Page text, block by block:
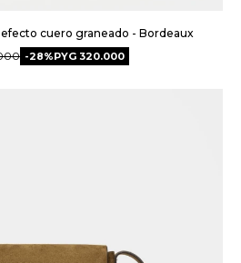
cuero graneado - Bordeaux
28 PYG 320.000